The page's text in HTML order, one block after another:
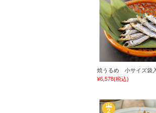
焼うるめ 小サイズ袋
¥6,578(税込)